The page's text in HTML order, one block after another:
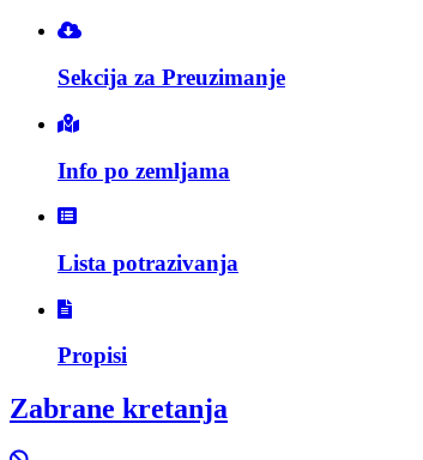
Sekcija za Preuzimanje
Info po zemljama
Lista potrazivanja
Propisi
Zabrane kretanja